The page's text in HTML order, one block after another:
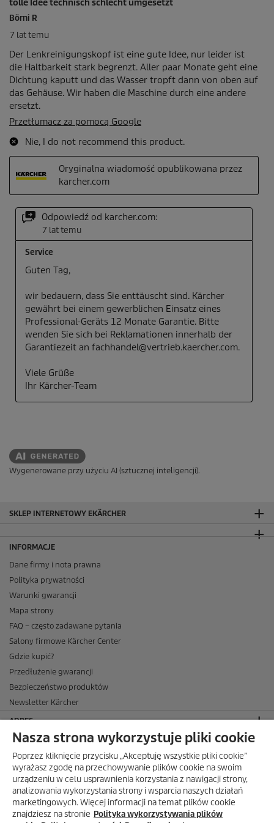
Wygenerowane przy użyciu AI (sztucznej inteligencji).
SKLEP INTERNETOWY EKÄRCHER
INFORMACJE
Dane firmy i nota prawna
Polityka prywatności
Warunki gwarancji
Mapa strony
FAQ – często zadawane pytania
Salony firmowe Kärcher Center
Gdzie kupić?
Przedłużenie gwarancji
Bezpieczeństwo produktów
Newsletter Kärcher
ADRES
BIURO OBSŁUGI KLIENTA
OPINIE O EKÄRCHER
DOSTAWA W EKÄRCHER
METODY PŁATNOŚCI DOSTĘPNE W EKÄRCHER
Nasza strona wykorzystuje pliki cookie
Poprzez kliknięcie przycisku „Akceptuję wszystkie pliki cookie”
wyrażasz zgodę na przechowywanie plików cookie na swoim
urządzeniu w celu usprawnienia korzystania z nawigacji strony,
analizowania wykorzystania strony i wsparcia naszych działań
marketingowych. Więcej informacji na temat plików cookie
znajdziesz na stronie Polityka wykorzystywania plików